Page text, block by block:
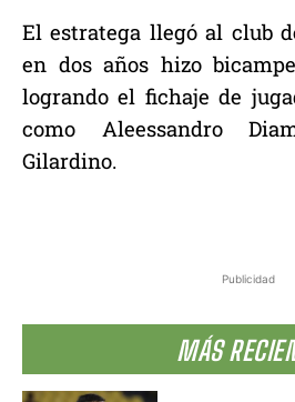
Publicidad
MÁS
El estratega llegó al club
en dos años hizo
logrando el fichaje de
como Aleessandro
Gilardino.